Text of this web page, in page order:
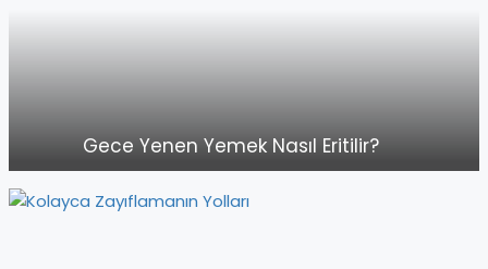
Gece Yenen Yemek Nasıl Eritilir?